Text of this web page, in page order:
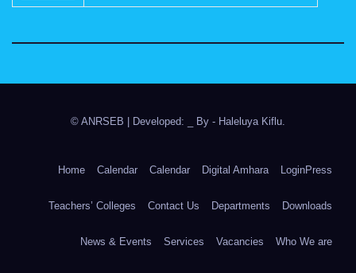
© ANRSEB Developed: _ By - Haleluya Kiflu.
Home Calendar Calendar Digital Amhara LoginPress
Teachers’ Colleges Contact Us Departments Downloads
News & Events Services Vacancies Who We are